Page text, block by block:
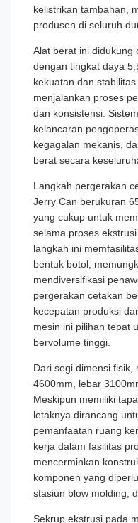
kelistrikan tambahan,
produsen di seluruh
Alat berat ini didukung
dengan tingkat daya
kekuatan dan
menjalankan proses
dan konsistensi.
kelancaran
kegagalan mekanis,
berat secara
Langkah pergerakan
Jerry Can berukuran
yang cukup untuk
selama proses
langkah ini
bentuk botol,
mendiversifikasi
pergerakan cetakan
kecepatan produksi
mesin ini pilihan tepat
bervolume tinggi.
Dari segi dimensi fisik,
4600mm, lebar
Meskipun memiliki
letaknya dirancang
pemanfaatan ruang
kerja dalam fasilitas
mencerminkan
komponen yang
stasiun blow molding,
Sekrup ekstrusi pada